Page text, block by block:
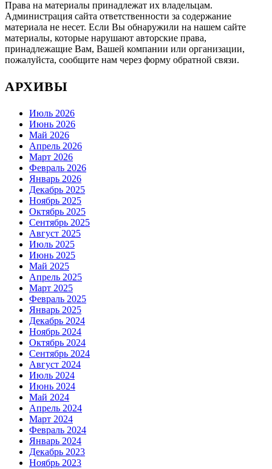
Права на материалы принадлежат их владельцам.
Администрация сайта ответственности за содержание
материала не несет. Если Вы обнаружили на нашем сайте
материалы, которые нарушают авторские права,
принадлежащие Вам, Вашей компании или организации,
пожалуйста, сообщите нам через форму обратной связи.
АРХИВЫ
Июль 2026
Июнь 2026
Май 2026
Апрель 2026
Март 2026
Февраль 2026
Январь 2026
Декабрь 2025
Ноябрь 2025
Октябрь 2025
Сентябрь 2025
Август 2025
Июль 2025
Июнь 2025
Май 2025
Апрель 2025
Март 2025
Февраль 2025
Январь 2025
Декабрь 2024
Ноябрь 2024
Октябрь 2024
Сентябрь 2024
Август 2024
Июль 2024
Июнь 2024
Май 2024
Апрель 2024
Март 2024
Февраль 2024
Январь 2024
Декабрь 2023
Ноябрь 2023